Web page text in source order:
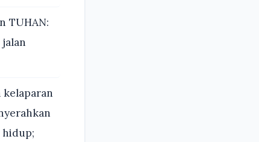
TUHAN:
kelaparan
hidup;